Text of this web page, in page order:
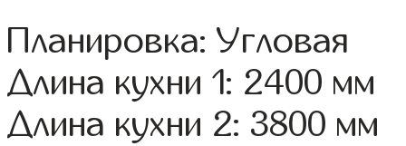
Планировка: Угловая
Длина кухни 1: 2400 мм
Длина кухни 2: 3800 мм